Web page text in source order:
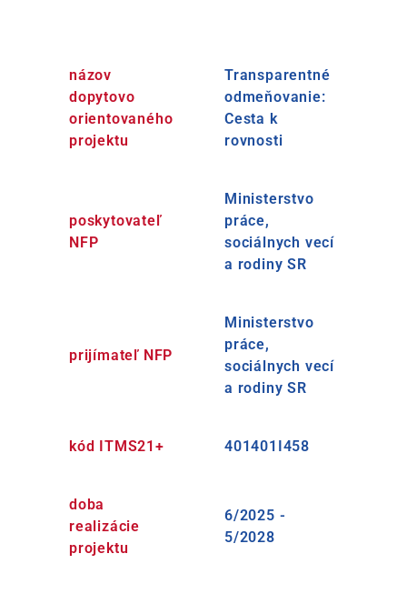
názov
dopytovo
orientovaného
projektu
Transparentné
odmeňovanie:
Cesta k
rovnosti
poskytovateľ
NFP
Ministerstvo
práce,
sociálnych vecí
a rodiny SR
prijímateľ NFP
Ministerstvo
práce,
sociálnych vecí
a rodiny SR
kód ITMS21+ 401401I458
doba
realizácie
projektu
6/2025 -
5/2028